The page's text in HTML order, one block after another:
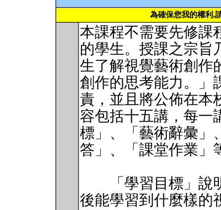
為確保您我的權利,
本課程不需要先修課
的學生。授課之宗旨
生了解視覺藝術創作
創作的思考能力。」
責，並且將公佈在本
容包括十五講，每一
標」、「藝術辭彙」
答」、「課堂作業」
「學習目標」說明
後能學習到什麼樣的